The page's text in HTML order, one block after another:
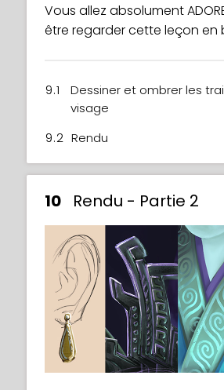
Vous allez absolument
être regarder cette leçon en
9.1
Dessiner et ombrer les
visage
9.2 Rendu
10 Rendu - Partie 2